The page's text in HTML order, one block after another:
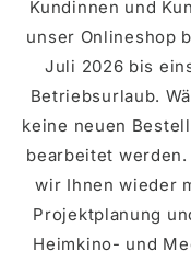
Kundinnen und
unser Onlineshop
Juli 2026 bis
Betriebsurlaub.
keine neuen
bearbeitet
wir Ihnen wieder
Projektplanung
Heimkino- und